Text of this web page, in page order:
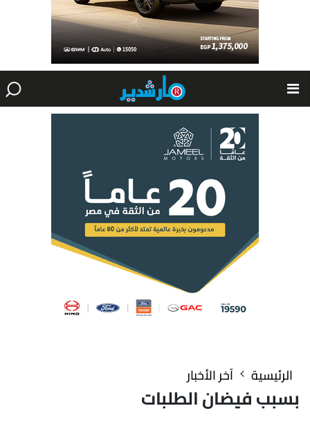
الرئيسية آخر الأخبار
بسبب فيضان الطلبات